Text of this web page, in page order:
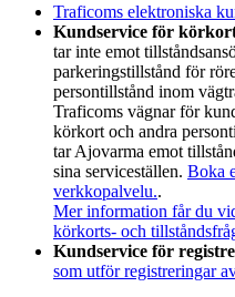
Traficoms elektroniska
Kundservice för
tar inte emot
parkeringstillstånd för
persontillstånd inom
Traficoms vägnar för
körkort och andra
tar Ajovarma emot
sina serviceställen. Boka
verkkopalvelu..
Mer information får du
körkorts- och
Kundservice för
som utför registreringar